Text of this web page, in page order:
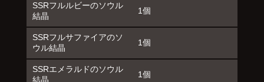
SSRフルルビーのソウル
結晶
1個
SSRフルサファイアのソ
ウル結晶
1個
SSRエメラルドのソウル
結晶
1個